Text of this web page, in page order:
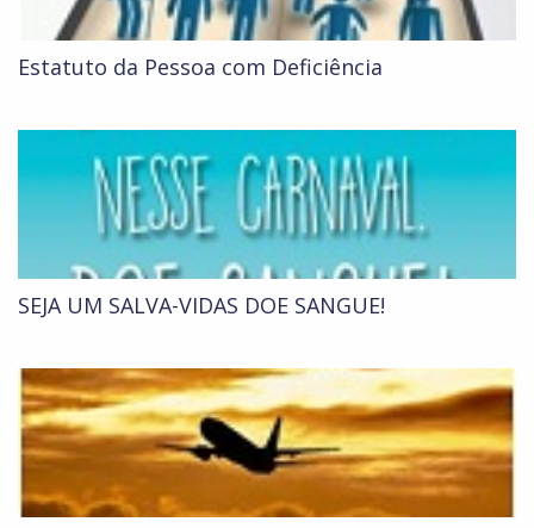
Estatuto da Pessoa com Deficiência
SEJA UM SALVA-VIDAS DOE SANGUE!